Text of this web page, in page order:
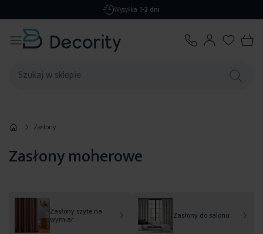
Darmowa dostawaod 299,99 zł
Zasłony
Zasłony moherowe
Zasłony szyte na
wymiar Zasłony do salonu